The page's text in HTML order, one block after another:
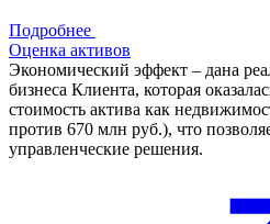
Подробнее
Оценка активов
Экономический эффект – дана
бизнеса Клиента, которая
стоимость актива как
против 670 млн руб.), что
управленческие решения.